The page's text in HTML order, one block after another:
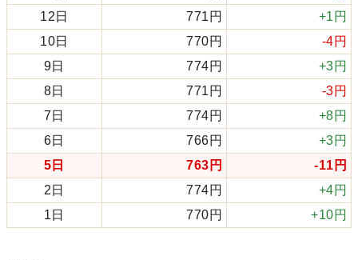
12日
771円
+1円
10日
770円
-4円
9日
774円
+3円
8日
771円
-3円
7日
774円
+8円
6日
766円
+3円
5日
763円
-11円
2日
774円
+4円
1日
770円 +10円